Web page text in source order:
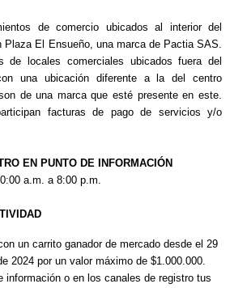
de comercio ubicados al interior del
Plaza El Ensueño, una marca de PactiaSAS.
de locales comerciales ubicados fuera del
una ubicación diferente a la del centro
de una marca que esté presente en este.
facturas de pago de servicios y/o
EN PUNTO DE INFORMACIÓN
a.m. a 8:00 p.m.
un carrito ganador de mercado desde el 29
2024 por un valor máximo de $1.000.000.
información o en los canales de registro tus